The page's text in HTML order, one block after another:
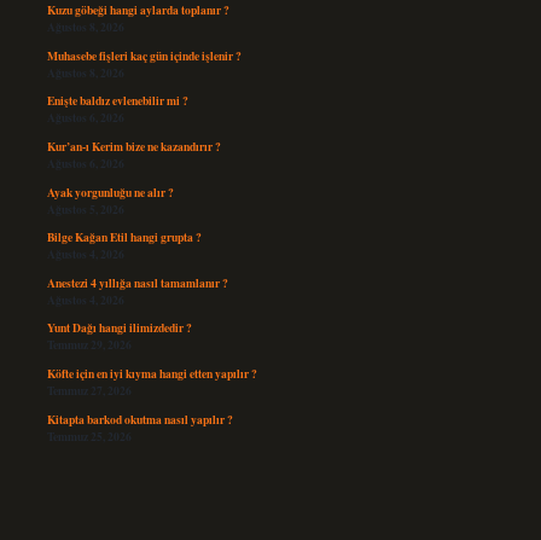
Kuzu göbeği hangi aylarda toplanır ?
Ağustos 8, 2026
Muhasebe fişleri kaç gün içinde işlenir ?
Ağustos 8, 2026
Enişte baldız evlenebilir mi ?
Ağustos 6, 2026
Kur’an-ı Kerim bize ne kazandırır ?
Ağustos 6, 2026
Ayak yorgunluğu ne alır ?
Ağustos 5, 2026
Bilge Kağan Etil hangi grupta ?
Ağustos 4, 2026
Anestezi 4 yıllığa nasıl tamamlanır ?
Ağustos 4, 2026
Yunt Dağı hangi ilimizdedir ?
Temmuz 29, 2026
Köfte için en iyi kıyma hangi etten yapılır ?
Temmuz 27, 2026
Kitapta barkod okutma nasıl yapılır ?
Temmuz 25, 2026